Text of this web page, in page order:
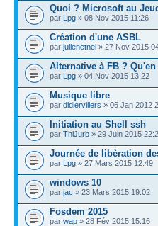
Quoi ? Microsoft au
par Lpg » 08 Nov 2015 11:26
Création d'une ASBL
par julienetnel » 27 Nov 2015
Alternative à FB ?
par Lpg » 04 Nov 2015 13:22
Musique libre
par didiervillers » 06 Jan 2012
Initiation au Shell ssh
par ThiJurb » 29 Juin 2015
Journée de libèration
par Lpg » 27 Mars 2015 12:49
windows 10
par jac » 23 Mars 2015 19:02
Fosdem 2015
par wap » 28 Fév 2015 15:16